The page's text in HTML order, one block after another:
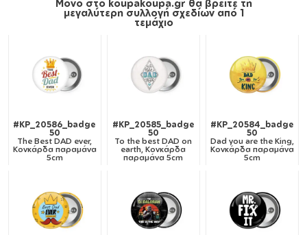
Μόνο στο koupakoupa.gr θα βρείτε τη
μεγαλύτερη συλλογή σχεδίων από 1
τεμάχιο
#KP_20586_badge
50
The Best DAD ever,
Κονκάρδα παραμάνα
5cm
#KP_20585_badge
50
To the best DAD on
earth, Κονκάρδα
παραμάνα 5cm
#KP_20584_badge
50
Dad you are the King,
Κονκάρδα παραμάνα
5cm